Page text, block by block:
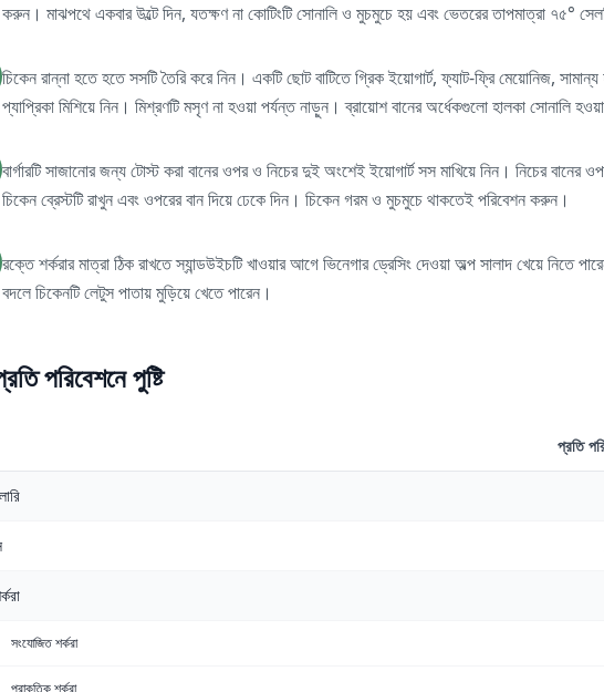
করুন। মাঝপথে একবার উল্টে দিন, যতক্ষণ না কোটিংটি সোনালি ও মুচমুচে হয় এবং ভেতরের তাপমাত্রা ৭৫°
চিকেন রান্না হতে হতে সসটি তৈরি করে নিন। একটি ছোট বাটিতে গ্রিক ইয়োগার্ট, ফ্যাট-ফ্রি মেয়োনিজ,
প্যাপ্রিকা মিশিয়ে নিন। মিশ্রণটি মসৃণ না হওয়া পর্যন্ত নাড়ুন। ব্রায়োশ বানের অর্ধেকগুলো হালকা সোনালি
বার্গারটি সাজানোর জন্য টোস্ট করা বানের ওপর ও নিচের দুই অংশেই ইয়োগার্ট সস মাখিয়ে নিন। নিচের
চিকেন ব্রেস্টটি রাখুন এবং ওপরের বান দিয়ে ঢেকে দিন। চিকেন গরম ও মুচমুচে থাকতেই পরিবেশন করুন।
রক্তে শর্করার মাত্রা ঠিক রাখতে স্যান্ডউইচটি খাওয়ার আগে ভিনেগার ড্রেসিং দেওয়া অল্প সালাদ খেয়ে
বদলে চিকেনটি লেটুস পাতায় মুড়িয়ে খেতে পারেন।
পরিবেশনে পুষ্টি
প্রতি
সংযোজিত শর্করা
প্রাকৃতিক শর্করা